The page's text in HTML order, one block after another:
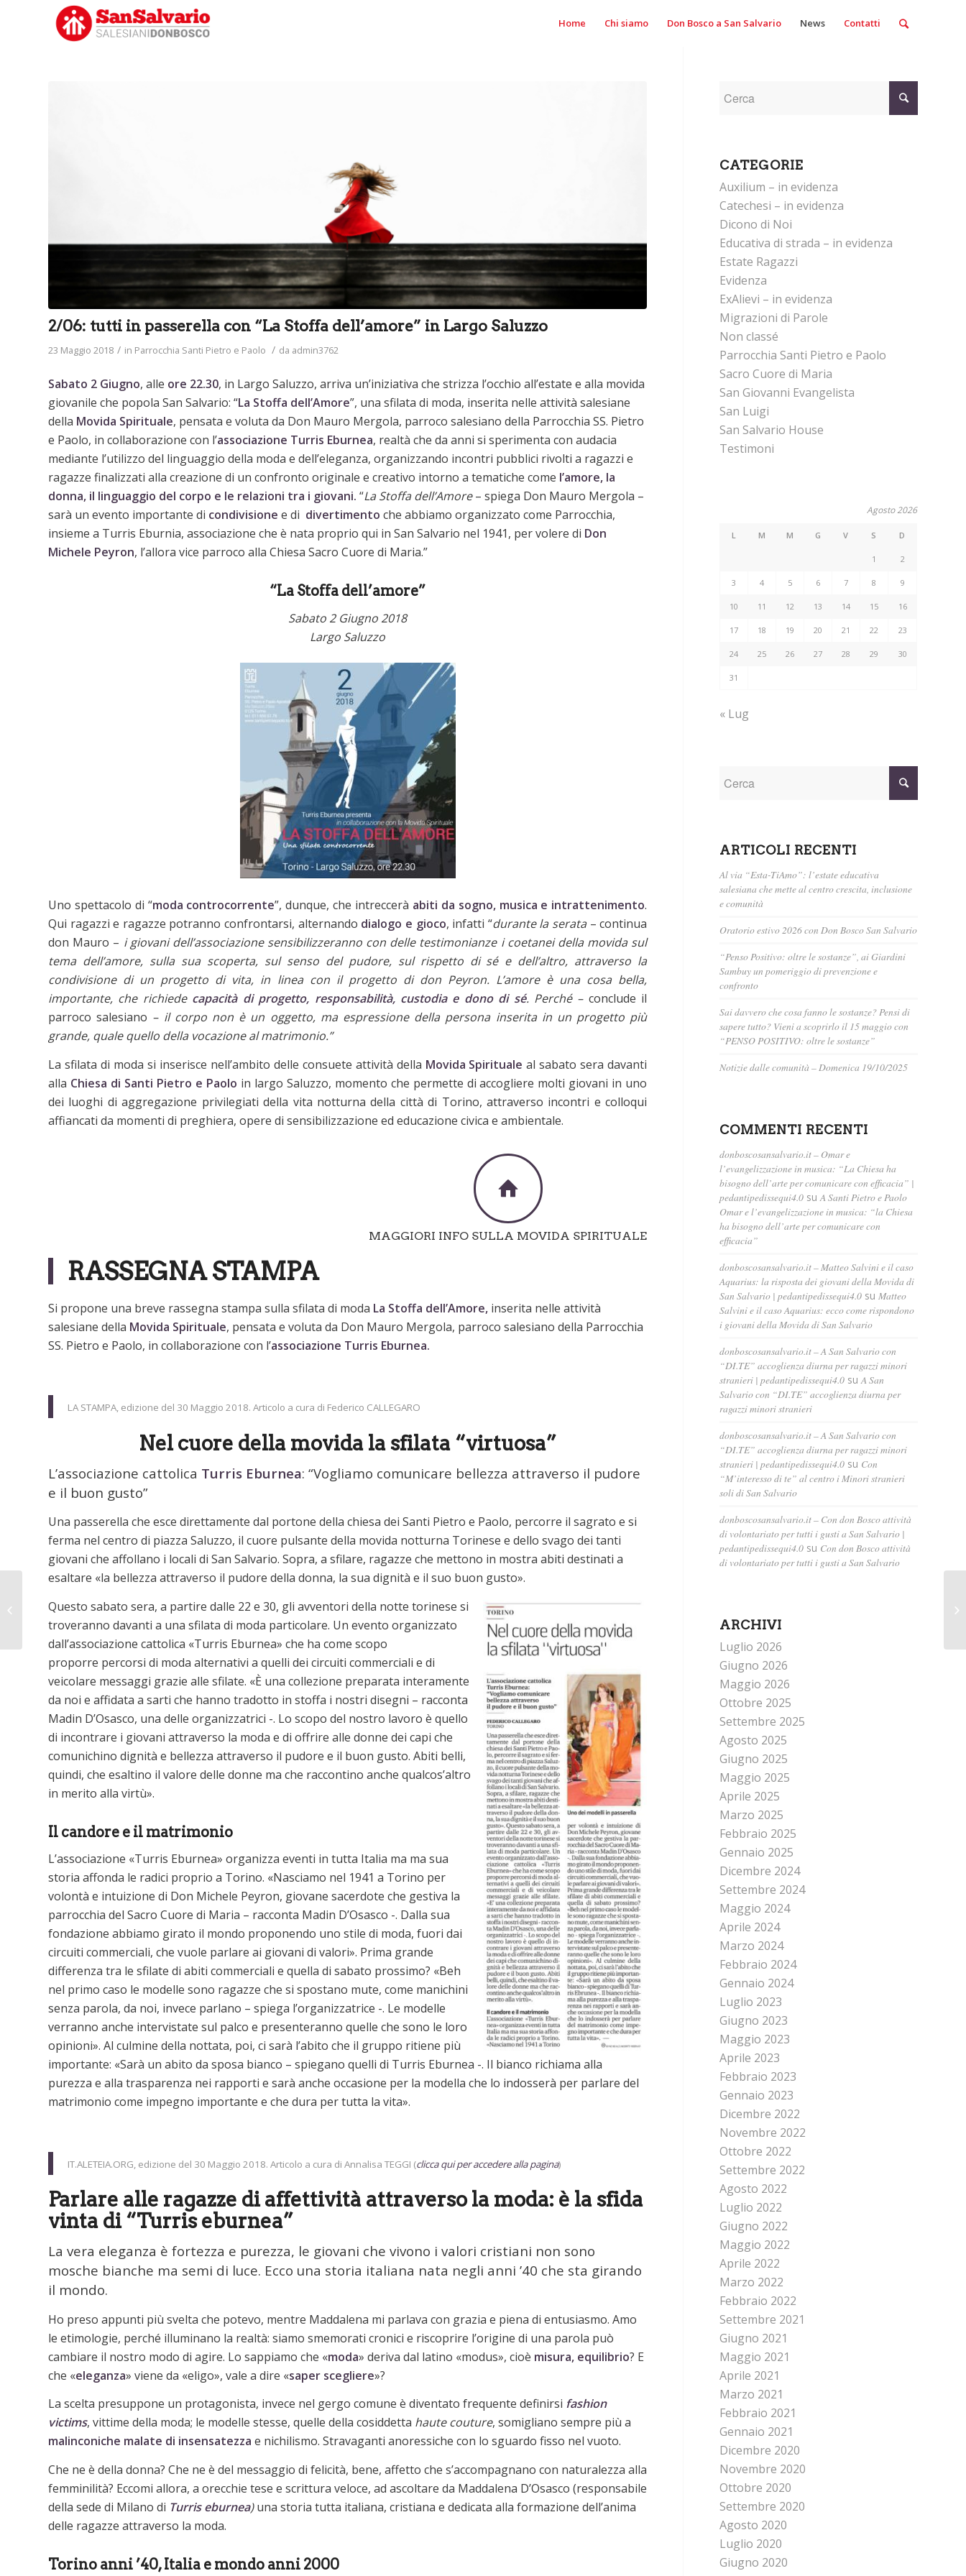
Home Chi siamo Don Bosco a San Salvario News Contatti
2/06: tutti in passerella con “La Stoffa dell’amore” in Largo Saluzzo
23 Maggio 2018 / in Parrocchia Santi Pietro e Paolo / da admin3762
Sabato 2 Giugno, alle ore 22.30, in Largo Saluzzo, arriva un’iniziativa che strizza l’occhio all’estate e alla movida
giovanile che popola San Salvario: “La Stoffa dell’Amore”, una sfilata di moda, inserita nelle attività salesiane
della Movida Spirituale, pensata e voluta da Don Mauro Mergola, parroco salesiano della Parrocchia SS. Pietro
e Paolo, in collaborazione con l’associazione Turris Eburnea, realtà che da anni si sperimenta con audacia
mediante l’utilizzo del linguaggio della moda e dell’eleganza, organizzando incontri pubblici rivolti a ragazzi e
ragazze finalizzati alla creazione di un confronto originale e creativo intorno a tematiche come l’amore, la
donna, il linguaggio del corpo e le relazioni tra i giovani. “La Stoffa dell’Amore– spiega Don Mauro Mergola –
sarà un evento importante di condivisione e di divertimento che abbiamo organizzato come Parrocchia,
insieme a Turris Eburnia, associazione che è nata proprio qui in San Salvario nel 1941, per volere di Don
Michele Peyron, l’allora vice parroco alla Chiesa Sacro Cuore di Maria.”
“La Stoffa dell’amore”
Sabato 2 Giugno 2018
Largo Saluzzo
Uno spettacolo di “moda controcorrente”, dunque, che intreccerà abiti da sogno, musica e intrattenimento.
Qui ragazzi e ragazze potranno confrontarsi, alternando dialogo e gioco, infatti “durante la serata – continua
don Mauro – i giovani dell’associazione sensibilizzeranno con delle testimonianze i coetanei della movida sul
tema dell’amore, sulla sua scoperta, sul senso del pudore, sul rispetto di sé e dell’altro, attraverso la
condivisione di un progetto di vita, in linea con il progetto di don Peyron. L’amore è una cosa bella,
importante, che richiede capacità di progetto, responsabilità, custodia e dono di sé. Perché – conclude il
parroco salesiano – il corpo non è un oggetto, ma espressione della persona inserita in un progetto più
grande, quale quello della vocazione al matrimonio.”
La sfilata di moda si inserisce nell’ambito delle consuete attività della Movida Spirituale al sabato sera davanti
alla Chiesa di Santi Pietro e Paolo in largo Saluzzo, momento che permette di accogliere molti giovani in uno
dei luoghi di aggregazione privilegiati della vita notturna della città di Torino, attraverso incontri e colloqui
affiancati da momenti di preghiera, opere di sensibilizzazione ed educazione civica e ambientale.
MAGGIORI INFO SULLA MOVIDA SPIRITUALE
RASSEGNA STAMPA
Si propone una breve rassegna stampa sulla sfilata di moda La Stoffa dell’Amore, inserita nelle attività
salesiane della Movida Spirituale, pensata e voluta da Don Mauro Mergola, parroco salesiano della Parrocchia
SS. Pietro e Paolo, in collaborazione con l’associazione Turris Eburnea.
LA STAMPA, edizione del 30 Maggio 2018. Articolo a cura di Federico CALLEGARO
Nel cuore della movida la sfilata “virtuosa”
L’associazione cattolica Turris Eburnea: “Vogliamo comunicare bellezza attraverso il pudore
e il buon gusto”
Una passerella che esce direttamente dal portone della chiesa dei Santi Pietro e Paolo, percorre il sagrato e si
ferma nel centro di piazza Saluzzo, il cuore pulsante della movida notturna Torinese e dello svago dei tanti
giovani che affollano i locali di San Salvario. Sopra, a sfilare, ragazze che mettono in mostra abiti destinati a
esaltare «la bellezza attraverso il pudore della donna, la sua dignità e il suo buon gusto».
Questo sabato sera, a partire dalle 22 e 30, gli avventori della notte torinese si
troveranno davanti a una sfilata di moda particolare. Un evento organizzato
dall’associazione cattolica «Turris Eburnea» che ha come scopo
proporre percorsi di moda alternativi a quelli dei circuiti commerciali e di
veicolare messaggi grazie alle sfilate. «È una collezione preparata interamente
da noi e affidata a sarti che hanno tradotto in stoffa i nostri disegni – racconta
Madin D’Osasco, una delle organizzatrici -. Lo scopo del nostro lavoro è quello
di incontrare i giovani attraverso la moda e di offrire alle donne dei capi che
comunichino dignità e bellezza attraverso il pudore e il buon gusto. Abiti belli,
quindi, che esaltino il valore delle donne ma che raccontino anche qualcos’altro
in merito alla virtù».
Il candore e il matrimonio
L’associazione «Turris Eburnea» organizza eventi in tutta Italia ma ma sua
storia affonda le radici proprio a Torino. «Nasciamo nel 1941 a Torino per
volontà e intuizione di Don Michele Peyron, giovane sacerdote che gestiva la
parrocchia del Sacro Cuore di Maria – racconta Madin D’Osasco -. Dalla sua
fondazione abbiamo girato il mondo proponendo uno stile di moda, fuori dai
circuiti commerciali, che vuole parlare ai giovani di valori». Prima grande
differenza tra le sfilate di abiti commerciali e quella di sabato prossimo? «Beh
nel primo caso le modelle sono ragazze che si spostano mute, come manichini
senza parola, da noi, invece parlano – spiega l’organizzatrice -. Le modelle
verranno anche intervistate sul palco e presenteranno quelle che sono le loro
opinioni». Al culmine della nottata, poi, ci sarà l’abito che il gruppo ritiene più
importante: «Sarà un abito da sposa bianco – spiegano quelli di Turris Eburnea -. Il bianco richiama alla
purezza e alla trasparenza nei rapporti e sarà anche occasione per la modella che lo indosserà per parlare del
matrimonio come impegno importante e che dura per tutta la vita».
IT.ALETEIA.ORG, edizione del 30 Maggio 2018. Articolo a cura di Annalisa TEGGI (clicca qui per accedere alla pagina)
Parlare alle ragazze di affettività attraverso la moda: è la sfida
vinta di “Turris eburnea”
La vera eleganza è fortezza e purezza, le giovani che vivono i valori cristiani non sono
mosche bianche ma semi di luce. Ecco una storia italiana nata negli anni ’40 che sta girando
il mondo.
Ho preso appunti più svelta che potevo, mentre Maddalena mi parlava con grazia e piena di entusiasmo. Amo
le etimologie, perché illuminano la realtà: siamo smemorati cronici e riscoprire l’origine di una parola può
cambiare il nostro modo di agire. Lo sappiamo che «moda» deriva dal latino «modus», cioè misura, equilibrio? E
che «eleganza» viene da «eligo», vale a dire «saper scegliere»?
La scelta presuppone un protagonista, invece nel gergo comune è diventato frequente definirsi fashion
victims, vittime della moda; le modelle stesse, quelle della cosiddetta haute couture, somigliano sempre più a
malinconiche malate di insensatezza e nichilismo. Stravaganti anoressiche con lo sguardo fisso nel vuoto.
Che ne è della donna? Che ne è del messaggio di felicità, bene, affetto che s’accompagnano con naturalezza alla
femminilità? Eccomi allora, a orecchie tese e scrittura veloce, ad ascoltare da Maddalena D’Osasco (responsabile
della sede di Milano di Turris eburnea)una storia tutta italiana, cristiana e dedicata alla formazione dell’anima
delle ragazze attraverso la moda.
Torino anni ’40, Italia e mondo anni 2000
CATEGORIE
Auxilium – in evidenza
Catechesi – in evidenza
Dicono di Noi
Educativa di strada – in evidenza
Estate Ragazzi
Evidenza
ExAlievi – in evidenza
Migrazioni di Parole
Non classé
Parrocchia Santi Pietro e Paolo
Sacro Cuore di Maria
San Giovanni Evangelista
San Luigi
San Salvario House
Testimoni
Agosto 2026
L M M G V S D
1 2
3 4 5 6 7 8 9
10 11 12 13 14 15 16
17 18 19 20 21 22 23
24 25 26 27 28 29 30
31
« Lug
ARTICOLI RECENTI
Al via “Esta-TiAmo”: l’estate educativa
salesiana che mette al centro crescita, inclusione
e comunità
Oratorio estivo 2026 con Don Bosco San Salvario
“Penso Positivo: oltre le sostanze”, ai Giardini
Sambuy un pomeriggio di prevenzione e
confronto
Sai davvero che cosa fanno le sostanze? Pensi di
sapere tutto? Vieni a scoprirlo il 15 maggio con
“PENSO POSITIVO: oltre le sostanze”
Notizie dalle comunità – Domenica 19/10/2025
COMMENTI RECENTI
donboscosansalvario.it – Omar e
l’evangelizzazione in musica: “La Chiesa ha
bisogno dell’arte per comunicare con efficacia” |
pedantipedissequi4.0 suA Santi Pietro e Paolo
Omar e l’evangelizzazione in musica: “la Chiesa
ha bisogno dell’arte per comunicare con
efficacia”
donboscosansalvario.it – Matteo Salvini e il caso
Aquarius: la risposta dei giovani della Movida di
San Salvario | pedantipedissequi4.0 suMatteo
Salvini e il caso Aquarius: ecco come rispondono
i giovani della Movida di San Salvario
donboscosansalvario.it – A San Salvario con
“DI.TE” accoglienza diurna per ragazzi minori
stranieri | pedantipedissequi4.0 suA San
Salvario con “DI.TE” accoglienza diurna per
ragazzi minori stranieri
donboscosansalvario.it – A San Salvario con
“DI.TE” accoglienza diurna per ragazzi minori
stranieri | pedantipedissequi4.0 su Con
“M’interesso di te” al centro i Minori stranieri
soli di San Salvario
donboscosansalvario.it – Con don Bosco attività
di volontariato per tutti i gusti a San Salvario |
pedantipedissequi4.0 su Con don Bosco attività
di volontariato per tutti i gusti a San Salvario
ARCHIVI
Luglio 2026
Giugno 2026
Maggio 2026
Ottobre 2025
Settembre 2025
Agosto 2025
Giugno 2025
Maggio 2025
Aprile 2025
Marzo 2025
Febbraio 2025
Gennaio 2025
Dicembre 2024
Settembre 2024
Maggio 2024
Aprile 2024
Marzo 2024
Febbraio 2024
Gennaio 2024
Luglio 2023
Giugno 2023
Maggio 2023
Aprile 2023
Febbraio 2023
Gennaio 2023
Dicembre 2022
Novembre 2022
Ottobre 2022
Settembre 2022
Agosto 2022
Luglio 2022
Giugno 2022
Maggio 2022
Aprile 2022
Marzo 2022
Febbraio 2022
Settembre 2021
Giugno 2021
Maggio 2021
Aprile 2021
Marzo 2021
Febbraio 2021
Gennaio 2021
Dicembre 2020
Novembre 2020
Ottobre 2020
Settembre 2020
Agosto 2020
Luglio 2020
Giugno 2020
in pellegrinaggio alla
Basilica di Maria
Ausiliatrice